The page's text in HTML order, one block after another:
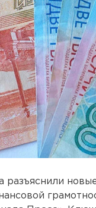
разъяснили